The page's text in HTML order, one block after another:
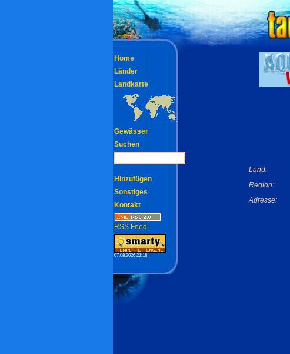
Land:
Region:
Adresse:
Home
Länder
Landkarte
Gewässer
Suchen
Hinzufügen
Sonstiges
Kontakt
RSS Feed
07.08.2026 21:18